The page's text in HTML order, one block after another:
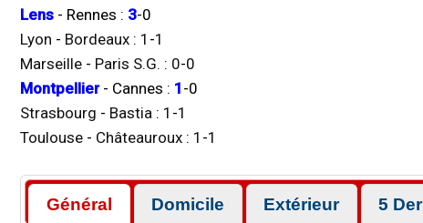
Lens - Rennes : 3-0
Lyon - Bordeaux : 1 -1
Marseille - Paris S.G. : 0-0
Montpellier- Cannes : 1 -0
Strasbourg - Bastia : 1 -1
Toulouse - Châteauroux : 1 -1
Général Domicile Extérieur 5